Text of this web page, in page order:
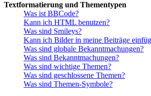
Textformatierung und Thementypen
Was ist BBCode?
Kann ich HTML benutzen?
Was sind Smileys?
Kann ich Bilder in meine Beiträge
Was sind globale Bekanntmachungen?
Was sind Bekanntmachungen?
Was sind wichtige Themen?
Was sind geschlossene Themen?
Was sind Themen-Symbole?